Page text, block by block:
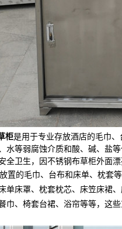
柜是用于专业存放酒店的毛巾、
水等弱腐蚀介质和酸、碱、盐
全卫生，因不锈钢布草柜外面
置的毛巾、台布和床单、枕套
单床罩、枕套枕芯、床笠床裙
巾、椅套台裙、浴帘等等，这些